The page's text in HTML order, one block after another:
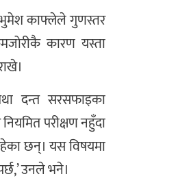
भुमेश काफ्लेले गुणस्तर
कारण यस्ता
दन्त सरसफाइका
परीक्षण नहुँदा
छन्। यस विषयमा
उनले भने।